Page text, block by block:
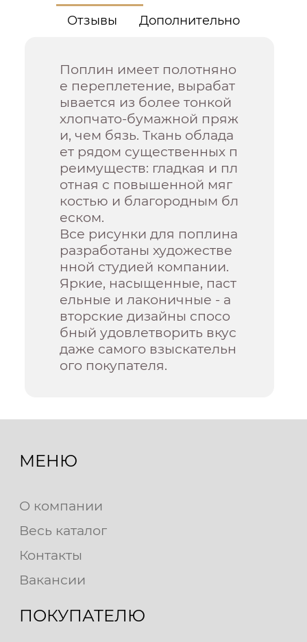
Отзывы Дополнительно
Поплин имеет полотняно
е переплетение, вырабат
ывается из более тонкой
хлопчато-бумажной пряж
и, чем бязь. Ткань облада
ет рядом существенных п
реимуществ: гладкая и пл
отная с повышенной мяг
костью и благородным бл
еском.
Все рисунки для поплина
разработаны художестве
нной студией компании.
Яркие, насыщенные, паст
ельные и лаконичные - а
вторские дизайны спосо
бный удовлетворить вкус
даже самого взыскательн
ого покупателя.
МЕНЮ
О компании
Весь каталог
Контакты
Вакансии
ПОКУПАТЕЛЮ